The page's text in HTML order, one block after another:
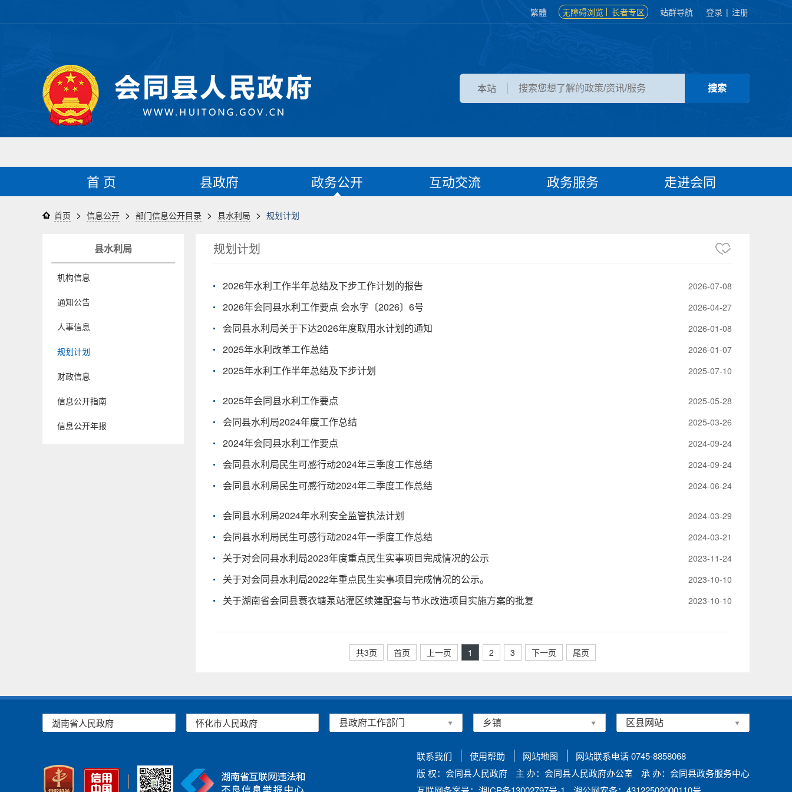
繁體 无障碍浏览 长者专区 站群导航 登录 | 注册
本站
首 页 县政府 政务公开 互动交流 政务服务 走进会同
首页 > 信息公开 > 部门信息公开目录 > 县水利局 > 规划计划
县水利局
机构信息
通知公告
人事信息
规划计划
财政信息
信息公开指南
信息公开年报
规划计划
2026年水利工作半年总结及下步工作计划的报告 2026-07-08
2026年会同县水利工作要点 会水字〔2026〕6号 2026-04-27
会同县水利局关于下达2026年度取用水计划的通知 2026-01-08
2025年水利改革工作总结 2026-01-07
2025年水利工作半年总结及下步计划 2025-07-10
2025年会同县水利工作要点 2025-05-28
会同县水利局2024年度工作总结 2025-03-26
2024年会同县水利工作要点 2024-09-24
会同县水利局民生可感行动2024年三季度工作总结 2024-09-24
会同县水利局民生可感行动2024年二季度工作总结 2024-06-24
会同县水利局2024年水利安全监管执法计划 2024-03-29
会同县水利局民生可感行动2024年一季度工作总结 2024-03-21
关于对会同县水利局2023年度重点民生实事项目完成情况的公示 2023-11-24
关于对会同县水利局2022年重点民生实事项目完成情况的公示。 2023-10-10
关于湖南省会同县蓑衣塘泵站灌区续建配套与节水改造项目实施方案的批复 2023-10-10
共3页 首页 上一页 1 2 3 下一页 尾页
湖南省人民政府 怀化市人民政府
联系我们 使用帮助 网站地图
网站联系电话 0745-8858068
版 权：会同县人民政府
主 办：会同县人民政府办公室
承 办：会同县政务服务中心